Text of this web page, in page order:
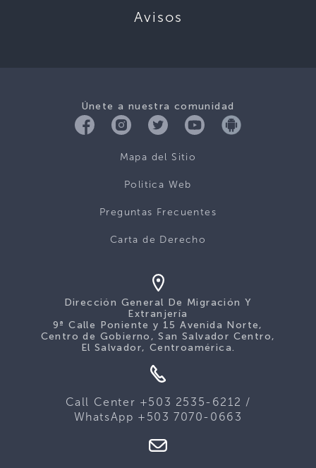
Avisos
Únete a nuestra comunidad
Mapa del Sitio
Politica Web
Preguntas Frecuentes
Carta de Derecho
Dirección General De Migración Y
Extranjería
9ª Calle Poniente y 15 Avenida Norte,
Centro de Gobierno, San Salvador Centro,
El Salvador, Centroamérica.
Call Center +503 2535-6212 /
WhatsApp +503 7070-0663